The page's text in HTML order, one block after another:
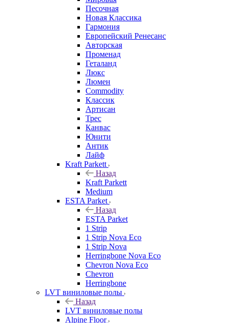
Песочная
Новая Классика
Гармония
Европейский Ренесанс
Авторская
Променад
Геталанд
Люкс
Люмен
Commodity
Классик
Артисан
Трес
Канвас
Юнити
Антик
Лайф
Kraft Parkett
Назад
Kraft Parkett
Medium
ESTA Parket
Назад
ESTA Parket
1 Strip
1 Strip Nova Eco
1 Strip Nova
Herringbone Nova Eco
Chevron Nova Eco
Chevron
Herringbone
LVT виниловые полы
Назад
LVT виниловые полы
Alpine Floor